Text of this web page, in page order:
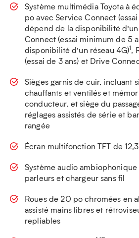
Système multimédia Toyota à
po avec Service Connect
dépend de la disponibilité
Connect (essai minimum de 5
disponibilité d’un réseau 4G)1,
(essai de 3 ans) et Drive
Sièges garnis de cuir, incluant
chauffants et ventilés et
conducteur, et siège du
réglages assistés de série et
rangée
Écran multifonction TFT de
Système audio ambiophonique
parleurs et chargeur sans fil
Roues de 20 po chromées en
assisté mains libres et
repliables